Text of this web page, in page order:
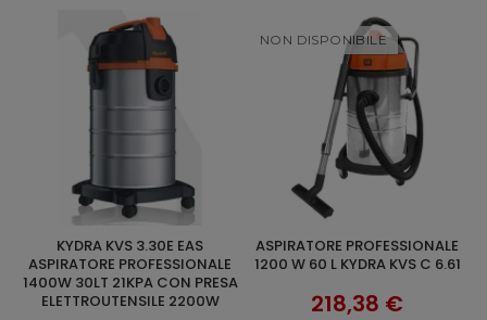
AGGIUNGI AL CARRELLO
KYDRA KVS 3.30E EAS
ASPIRATORE PROFESSIONALE
1400W 30LT 21KPA CON PRESA
ELETTROUTENSILE 2200W
NON DISPONIBILE
SCOPRI
ASPIRATORE PROFESSIONALE
1200 W 60 L KYDRA KVS C 6.61
218,38 €